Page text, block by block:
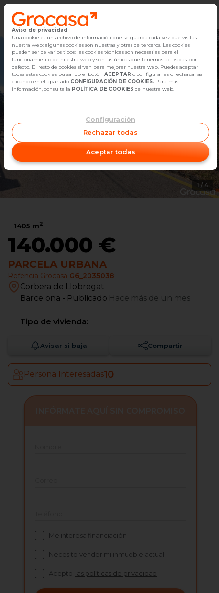
Vender
Buscar Inmuebles
Alquiler
Empleo
Oficinas
Contacto
1 / 4
1405 m2
140.000 €
PARCELA URBANA
Refencia Grocasa G6_2035038
Corbera de Llobregat
Barcelona - Publicado Hace más de un mes
Tipo de vivienda:
Avisar si baja Compartir
Persona Interesadas10
Me interesa financiación
Necesito vender mi inmueble actual
Acepto las políticas de privacidad
Aviso de privacidad
Una cookie es un archivo de información que se guarda cada vez que visitas
nuestra web: algunas cookies son nuestras y otras de terceros. Las cookies
pueden ser de varios tipos: las cookies técnicas son necesarias para el
funcionamiento de nuestra web y son las únicas que tenemos activadas por
defecto. El resto de cookies sirven para mejorar nuestra web. Puedes aceptar
todas estas cookies pulsando el botón ACEPTAR o configurarlas o rechazarlas
clicando en el apartado CONFIGURACIÓN DE COOKIES. Para más
información, consulta la POLÍTICA DE COOKIES de nuestra web.
Configuración
Rechazar todas
Aceptar todas